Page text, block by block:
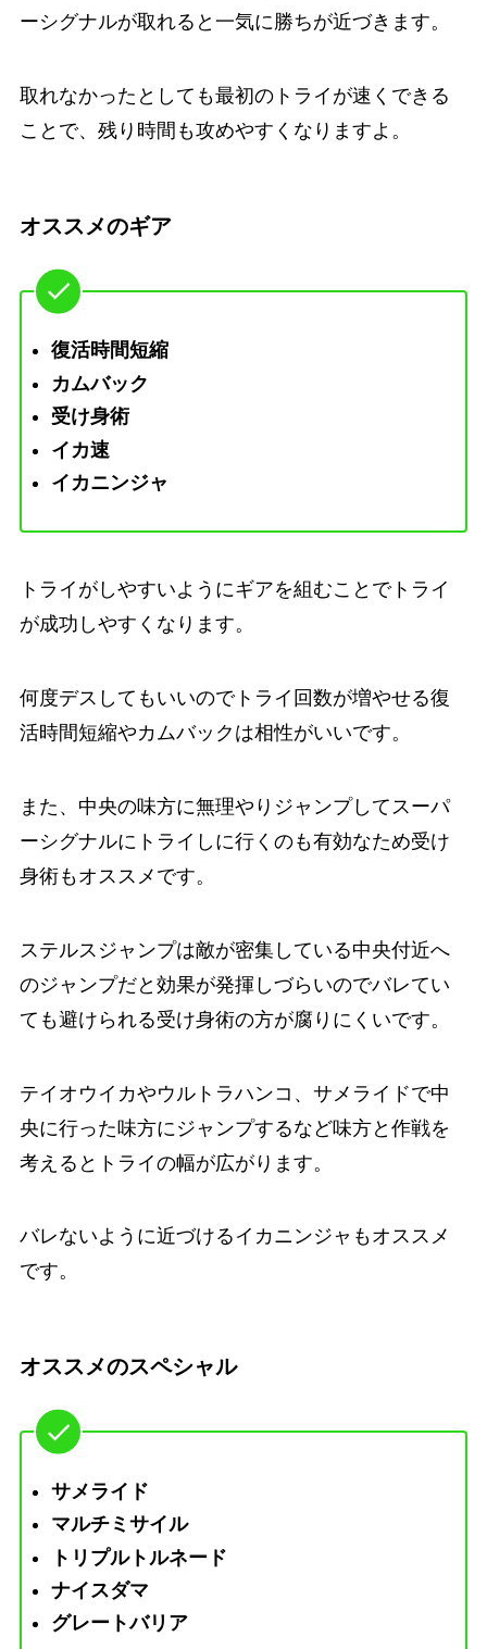
ーシグナルが取れると一気に勝ちが近づきます。
取れなかったとしても最初のトライが速くできる
ことで、残り時間も攻めやすくなりますよ。
オススメのギア
復活時間短縮
カムバック
受け身術
イカ速
イカニンジャ
トライがしやすいようにギアを組むことでトライ
が成功しやすくなります。
何度デスしてもいいのでトライ回数が増やせる復
活時間短縮やカムバックは相性がいいです。
また、中央の味方に無理やりジャンプしてスーパ
ーシグナルにトライしに行くのも有効なため受け
身術もオススメです。
ステルスジャンプは敵が密集している中央付近へ
のジャンプだと効果が発揮しづらいのでバレてい
ても避けられる受け身術の方が腐りにくいです。
テイオウイカやウルトラハンコ、サメライドで中
央に行った味方にジャンプするなど味方と作戦を
考えるとトライの幅が広がります。
バレないように近づけるイカニンジャもオススメ
です。
オススメのスペシャル
サメライド
マルチミサイル
トリプルトルネード
ナイスダマ
グレートバリア